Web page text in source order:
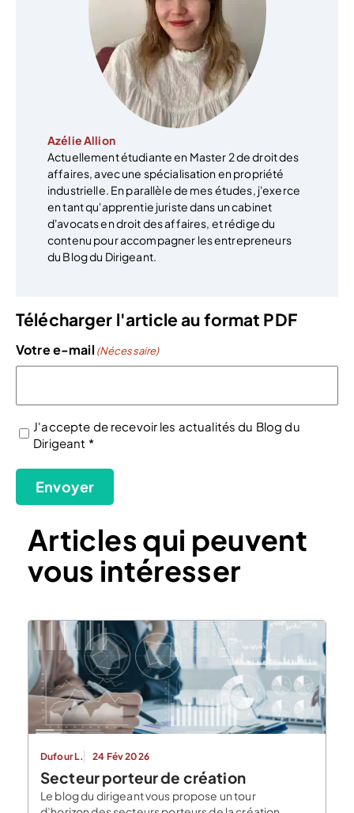
Azélie Allion
Actuellement étudiante en Master 2 de droit des
affaires, avec une spécialisation en propriété
industrielle. En parallèle de mes études, j'exerce
en tant qu'apprentie juriste dans un cabinet
d'avocats en droit des affaires, et rédige du
contenu pour accompagner les entrepreneurs
du Blog du Dirigeant.
Télécharger l'article au format PDF
Votre e-mail (Nécessaire)
(Nécessaire)
J'accepte de recevoir les actualités du Blog du
Dirigeant *
Envoyer
Articles qui peuvent
vous intéresser
Dufour L. 24 Fév 2026
Secteur porteur de création
Le blog du dirigeant vous propose un tour